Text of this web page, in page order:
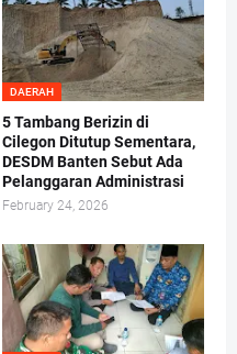
DAERAH
5 Tambang Berizin di
Cilegon Ditutup Sementara,
DESDM Banten Sebut Ada
Pelanggaran Administrasi
February 24, 2026